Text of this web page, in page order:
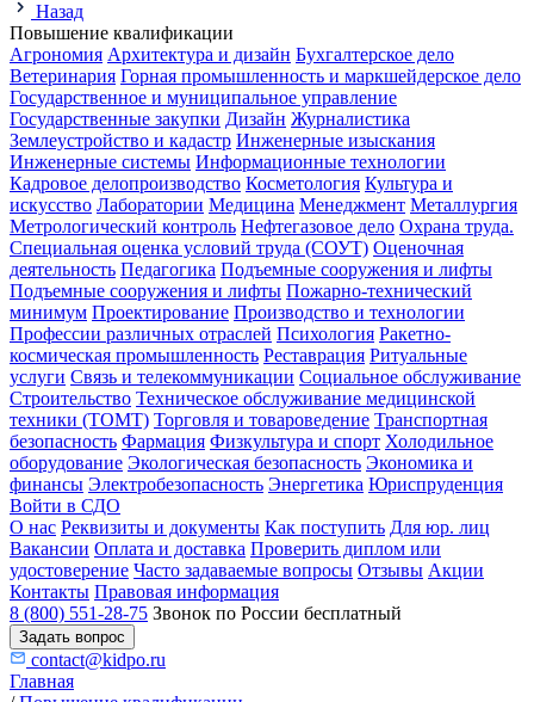
Назад
Повышение квалификации
Агрономия Архитектура и дизайн Бухгалтерское дело
Ветеринария Горная промышленность и маркшейдерское дело
Государственное и муниципальное управление
Государственные закупки Дизайн Журналистика
Землеустройство и кадастр Инженерные изыскания
Инженерные системы Информационные технологии
Кадровое делопроизводство Косметология Культура и
искусство Лаборатории Медицина Менеджмент Металлургия
Метрологический контроль Нефтегазовое дело Охрана труда.
Специальная оценка условий труда (СОУТ) Оценочная
деятельность Педагогика Подъемные сооружения и лифты
Подъемные сооружения и лифты Пожарно-технический
минимум Проектирование Производство и технологии
Профессии различных отраслей Психология Ракетно-
космическая промышленность Реставрация Ритуальные
услуги Связь и телекоммуникации Социальное обслуживание
Строительство Техническое обслуживание медицинской
техники (ТОМТ) Торговля и товароведение Транспортная
безопасность Фармация Физкультура и спорт Холодильное
оборудование Экологическая безопасность Экономика и
финансы Электробезопасность Энергетика Юриспруденция
Войти в СДО
О нас Реквизиты и документы Как поступить Для юр. лиц
Вакансии Оплата и доставка Проверить диплом или
удостоверение Часто задаваемые вопросы Отзывы Акции
Контакты Правовая информация
8 (800) 551-28-75 Звонок по России бесплатный
Задать вопрос
contact@kidpo.ru
Главная